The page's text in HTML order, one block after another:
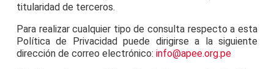
titularidad de terceros.
Para realizar cualquier tipo de consulta respecto a esta
Política de Privacidad puede dirigirse a la siguiente
dirección de correo electrónico: info@apee.org.pe